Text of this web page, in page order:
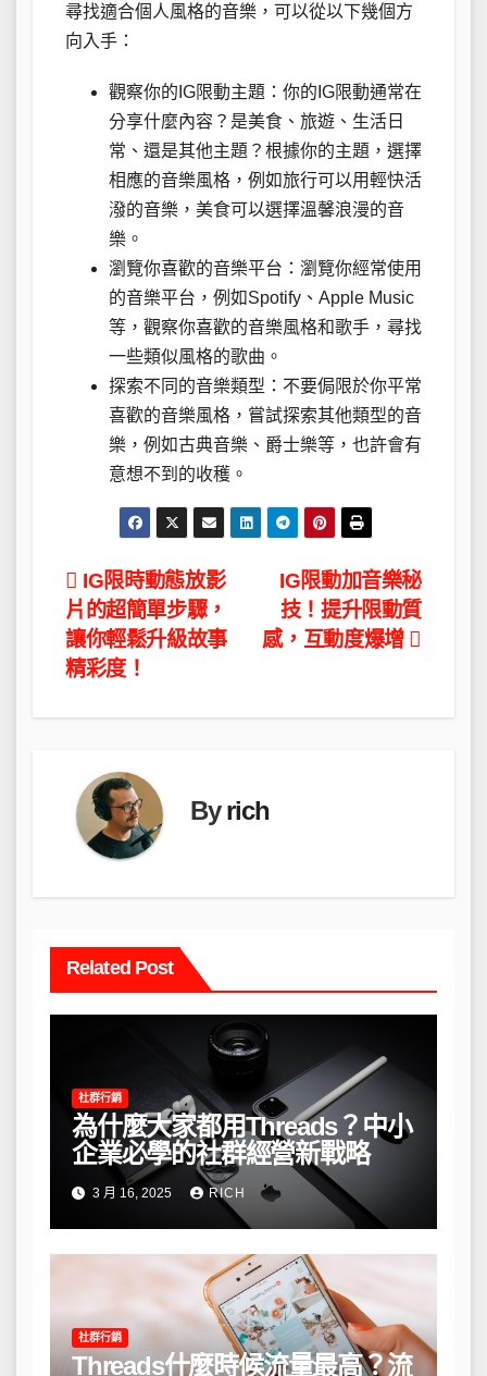
尋找適合個人風格的音樂，可以從以下幾個方
向入手：
觀察你的IG限動主題：你的IG限動通常在
分享什麼內容？是美食、旅遊、生活日
常、還是其他主題？根據你的主題，選擇
相應的音樂風格，例如旅行可以用輕快活
潑的音樂，美食可以選擇溫馨浪漫的音
樂。
瀏覽你喜歡的音樂平台：瀏覽你經常使用
的音樂平台，例如Spotify、Apple Music
等，觀察你喜歡的音樂風格和歌手，尋找
一些類似風格的歌曲。
探索不同的音樂類型：不要侷限於你平常
喜歡的音樂風格，嘗試探索其他類型的音
樂，例如古典音樂、爵士樂等，也許會有
意想不到的收穫。
文
章
導
覽
IG限動加音樂秘
技！提升限動質
感，互動度爆增
IG限時動態放影
片的超簡單步驟，
讓你輕鬆升級故事
精彩度！
Byrich
Related Post
社群行銷
為什麼大家都用Threads？中小
企業必學的社群經營新戰略
3 月 16, 2025 RICH
社群行銷
Threads什麼時候流量最高？流